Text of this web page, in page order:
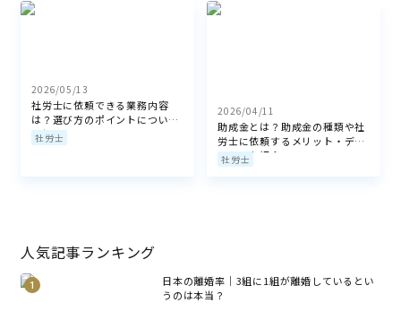
2026/05/13
社労士に依頼できる業務内容
は？選び方のポイントについて
も紹介
社労士
2026/04/11
助成金とは？助成金の種類や社
労士に依頼するメリット・デメ
リットを紹介
社労士
人気記事ランキング
日本の離婚率｜3組に1組が離婚しているとい
うのは本当？